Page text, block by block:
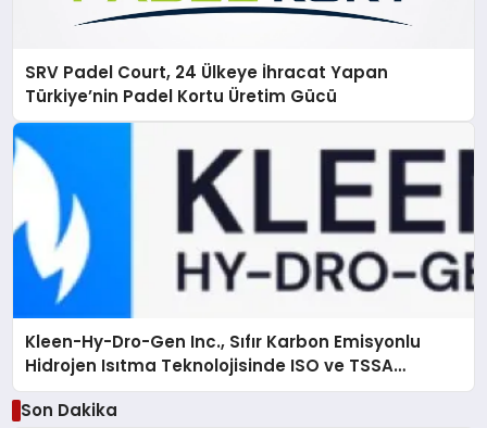
SRV Padel Court, 24 Ülkeye İhracat Yapan
Türkiye’nin Padel Kortu Üretim Gücü
Kleen-Hy-Dro-Gen Inc., Sıfır Karbon Emisyonlu
Hidrojen Isıtma Teknolojisinde ISO ve TSSA
Düzenleyici Onaylarını Aldı
Son Dakika